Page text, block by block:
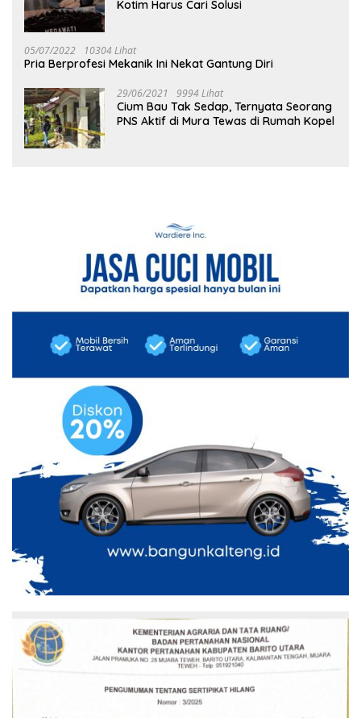
Kotim Harus Cari Solusi
05/07/2022 10304 Lihat
Pria Berprofesi Mekanik Ini Nekat Gantung Diri
29/06/2021 9994 Lihat
Cium Bau Tak Sedap, Ternyata Seorang
PNS Aktif di Mura Tewas di Rumah Kopel